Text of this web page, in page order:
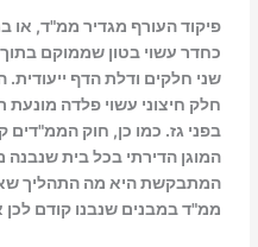
פיקוד העורף מגדיר ממ"ד, או
כחדר עשוי בטון שממוקם
שני חלקים ודלת הדף
חלק חיצוני עשוי פלדה
בפני גז. כמו כן, חוק
המתבקשת היא מה התהליך
ממ"ד במבנים שנבנו קודם